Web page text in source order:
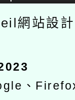
網站設
、